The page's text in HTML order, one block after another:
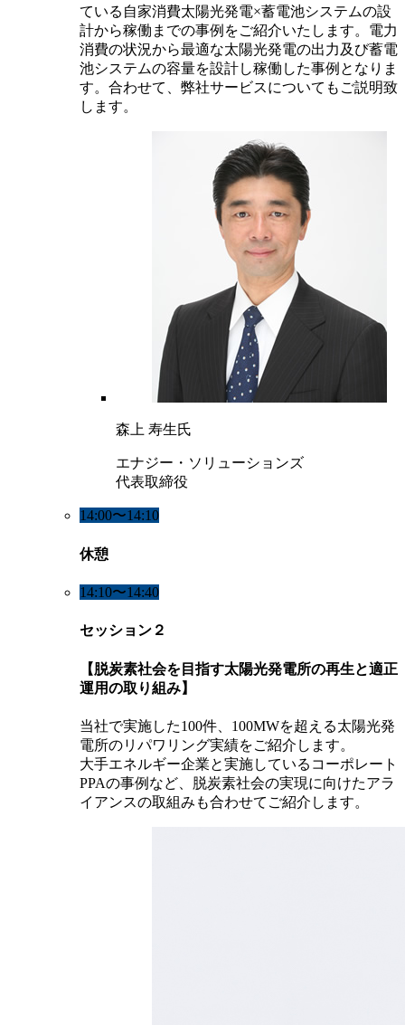
ている自家消費太陽光発電×蓄電池システムの設
計から稼働までの事例をご紹介いたします。電力
消費の状況から最適な太陽光発電の出力及び蓄電
池システムの容量を設計し稼働した事例となりま
す。合わせて、弊社サービスについてもご説明致
します。
森上 寿生氏
エナジー・ソリューションズ
代表取締役
14:00〜14:10
休憩
14:10〜14:40
セッション２
【脱炭素社会を目指す太陽光発電所の再生と適正
運用の取り組み】
当社で実施した100件、100MWを超える太陽光発
電所のリパワリング実績をご紹介します。
大手エネルギー企業と実施しているコーポレート
PPAの事例など、脱炭素社会の実現に向けたアラ
イアンスの取組みも合わせてご紹介します。